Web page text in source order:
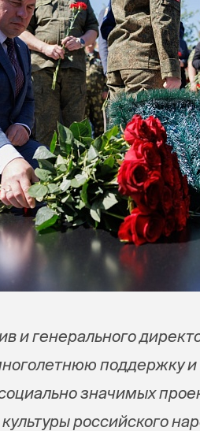
и генерального
поддержку
значимых
российского